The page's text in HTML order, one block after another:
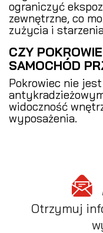
ograniczyć
zewnętrzne, co
zużycia i
CZY
SAMOCHÓD
Pokrowiec nie
widoczność
wyposażenia.
Otrzymuj